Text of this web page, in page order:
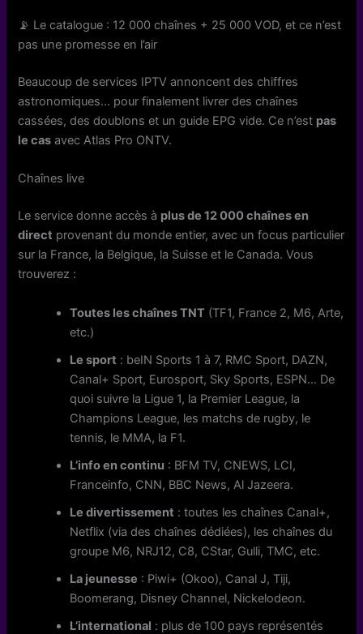
📡 Le catalogue : 12 000 chaînes + 25 000 VOD, et ce n’est
pas une promesse en l’air
Beaucoup de services IPTV annoncent des chiffres
astronomiques… pour finalement livrer des chaînes
cassées, des doublons et un guide EPG vide. Ce n’est pas
le cas avec Atlas Pro ONTV.
Chaînes live
Le service donne accès à plus de 12 000 chaînes en
direct provenant du monde entier, avec un focus particulier
sur la France, la Belgique, la Suisse et le Canada. Vous
trouverez :
Toutes les chaînes TNT (TF1, France 2, M6, Arte,
etc.)
Le sport : beIN Sports 1 à 7, RMC Sport, DAZN,
Canal+ Sport, Eurosport, Sky Sports, ESPN… De
quoi suivre la Ligue 1, la Premier League, la
Champions League, les matchs de rugby, le
tennis, le MMA, la F1.
L’info en continu : BFM TV, CNEWS, LCI,
Franceinfo, CNN, BBC News, Al Jazeera.
Le divertissement : toutes les chaînes Canal+,
Netflix (via des chaînes dédiées), les chaînes du
groupe M6, NRJ12, C8, CStar, Gulli, TMC, etc.
La jeunesse : Piwi+ (Okoo), Canal J, Tiji,
Boomerang, Disney Channel, Nickelodeon.
L’international : plus de 100 pays représentés